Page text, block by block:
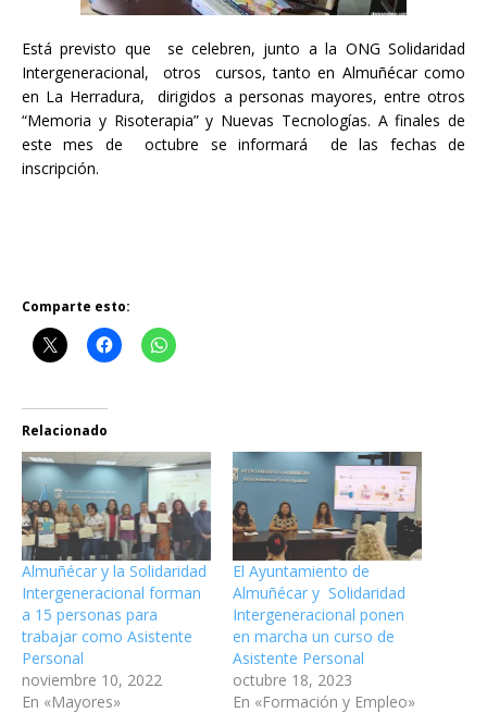
Está previsto que se celebren, junto a la ONG Solidaridad
Intergeneracional, otros cursos, tanto en Almuñécar como
en La Herradura, dirigidos a personas mayores, entre otros
“Memoria y Risoterapia” y Nuevas Tecnologías. A finales de
este mes de octubre se informará de las fechas de
inscripción.
Comparte esto:
Relacionado
Almuñécar y la Solidaridad
Intergeneracional forman
a 15 personas para
trabajar como Asistente
Personal
noviembre 10, 2022
En «Mayores»
El Ayuntamiento de
Almuñécar y Solidaridad
Intergeneracional ponen
en marcha un curso de
Asistente Personal
octubre 18, 2023
En «Formación y Empleo»